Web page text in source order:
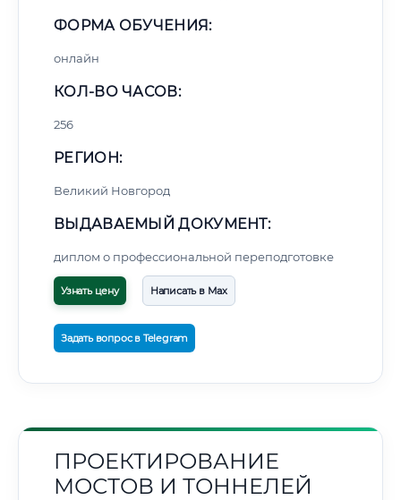
ФОРМА ОБУЧЕНИЯ:
онлайн
КОЛ-ВО ЧАСОВ:
256
РЕГИОН:
Великий Новгород
ВЫДАВАЕМЫЙ ДОКУМЕНТ:
диплом о профессиональной переподготовке
Узнать цену Написать в Max
Задать вопрос в Telegram
ПРОЕКТИРОВАНИЕ
МОСТОВ И ТОННЕЛЕЙ